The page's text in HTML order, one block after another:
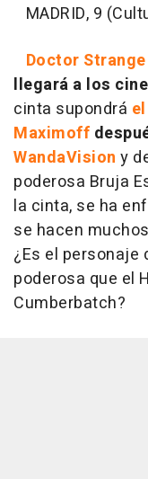
MADRID, 9
Doctor
llegará a los
cinta supondrá
Maximoff
WandaVision y
poderosa Bruja
la cinta, se ha
se hacen
¿Es el personaje
poderosa que el
Cumberbatch?